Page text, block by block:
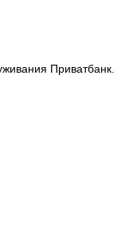
Приватбанк.